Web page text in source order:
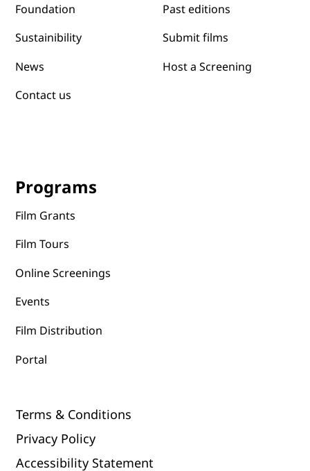
Terms & Conditions
Privacy Policy
Accessibility Statement
Foundation
Sustainibility
News
Contact us
Past editions
Submit films
Host a Screening
Programs
Film Grants
Film Tours
Online Screenings
Events
Film Distribution
Portal